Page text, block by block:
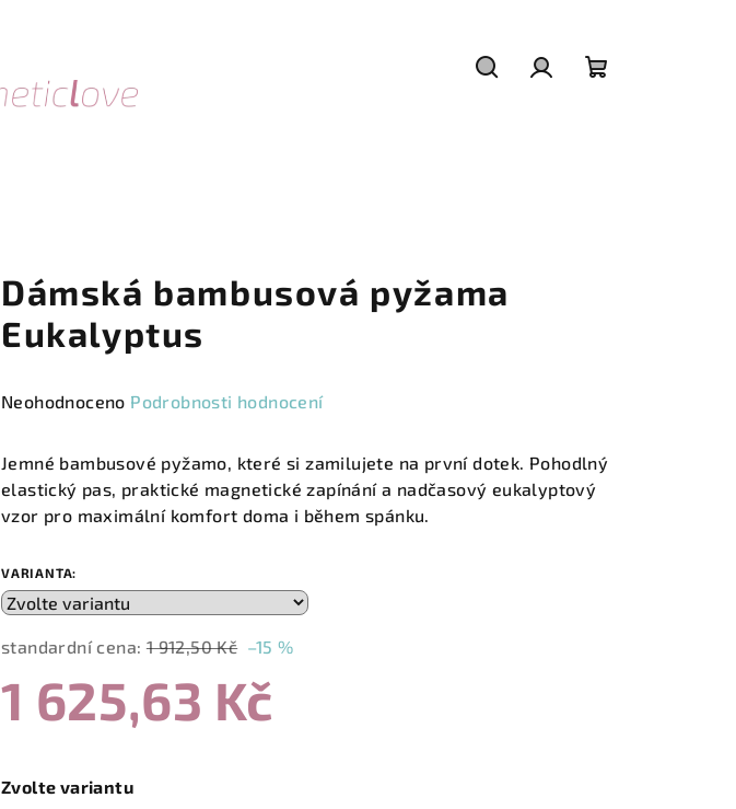
Dámská bambusová pyžama
Eukalyptus
Průměrné
produktu
je
hvězdiček.
Neohodnoceno Podrobnosti hodnocení
Jemné bambusové pyžamo, které si zamilujete na první dotek. Pohodlný
elastický pas, praktické magnetické zapínání a nadčasový eukalyptový
vzor pro maximální komfort doma i během spánku.
VARIANTA:
standardní cena: 1 912,50 Kč –15 %
1 625,63 Kč
cena:
Zvolte variantu